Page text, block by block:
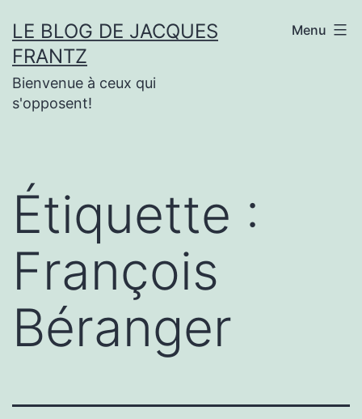
au
contenu
LE BLOG DE JACQUES
FRANTZ
Bienvenue à ceux qui
s'opposent!
Menu
Étiquette :
François
Béranger